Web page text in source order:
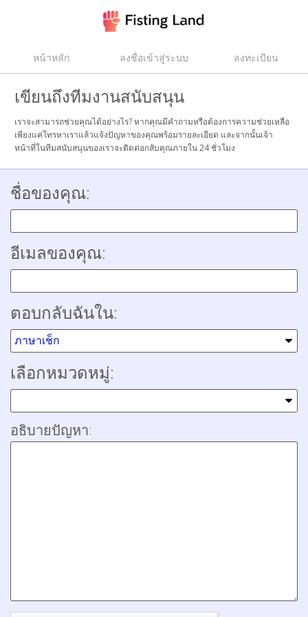
หน้าหลัก ลงชื่อเข้าสู่ระบบ ลงทะเบียน
เขียนถึงทีมงานสนับสนุน
เราจะสามารถช่วยคุณได้อย่างไร? หากคุณมีคำถามหรือต้องการความช่วยเหลือ
เพียงแค่โทรหาเราแล้วแจ้งปัญหาของคุณพร้อมรายละเอียด และจากนั้นเจ้า
หน้าที่ในทีมสนับสนุนของเราจะติดต่อกลับคุณภายใน 24 ชั่วโมง
ชื่อของคุณ:
อีเมลของคุณ:
ตอบกลับฉันใน:
เลือกหมวดหมู่:
อธิบายปัญหา: